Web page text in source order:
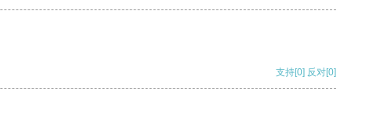
支持[0] 反对[0]